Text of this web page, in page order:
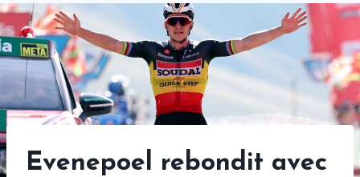
Evenepoel rebondit avec